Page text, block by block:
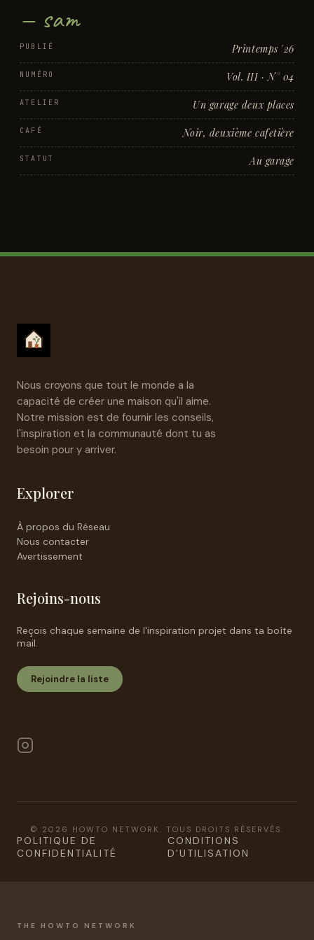
— sam
PUBLIÉ Printemps '26
NUMÉRO Vol. III · N° 04
ATELIER Un garage deux places
CAFÉ Noir, deuxième cafetière
STATUT Au garage
Nous croyons que tout le monde a la
capacité de créer une maison qu'il aime.
Notre mission est de fournir les conseils,
l'inspiration et la communauté dont tu as
besoin pour y arriver.
Explorer
À propos du Réseau
Nous contacter
Avertissement
Rejoins-nous
Reçois chaque semaine de l'inspiration projet dans ta boîte
mail.
Rejoindre la liste
© 2026 HOWTO NETWORK. TOUS DROITS RÉSERVÉS.
POLITIQUE DE
CONFIDENTIALITÉ
CONDITIONS
D'UTILISATION
THE HOWTO NETWORK